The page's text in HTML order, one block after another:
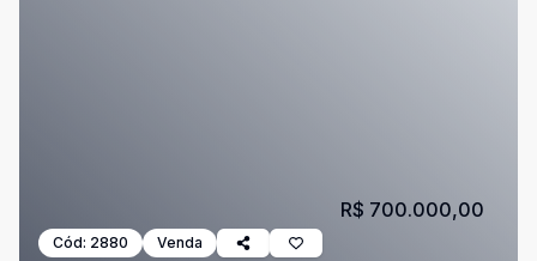
Cód: 2880 Venda
R$ 700.000,00